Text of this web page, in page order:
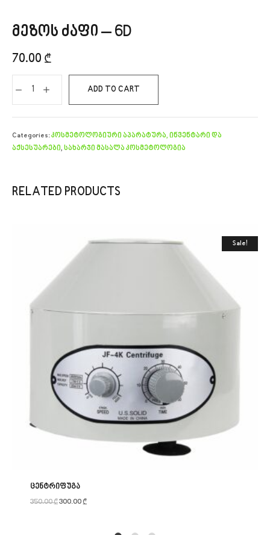
მეზოს ძაფი – 6D
70.00 ₾
ADD TO CART
Categories:კოსმეტოლოგიური აპარატურა, ინვენტარი და
აქსესუარები, სახარჯი მასალა კოსმეტოლოგია
RELATED PRODUCTS
Sale!
ცენტრიფუგა
350.00₾300.00₾